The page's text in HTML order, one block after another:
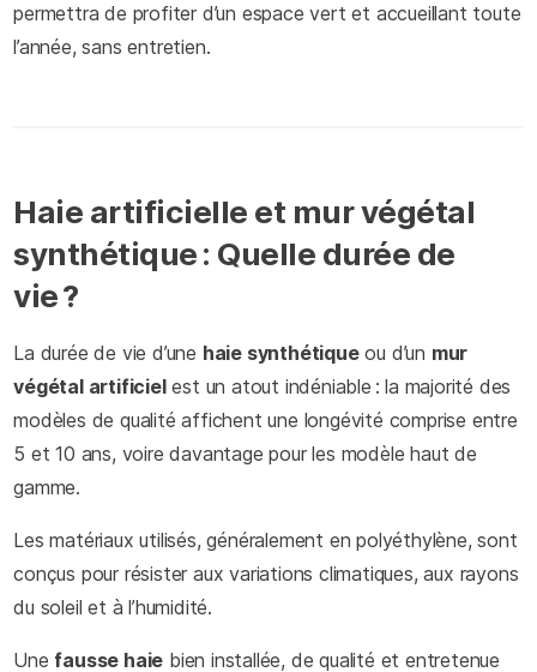
permettra de profiter d’un espace vert et accueillant toute
l’année, sans entretien.
Haie artificielle et mur végétal
synthétique : Quelle durée de
vie ?
La durée de vie d’une haie synthétiqueou d’un mur
végétal artificielest un atout indéniable : la majorité des
modèles de qualité affichent une longévité comprise entre
5 et 10 ans, voire davantage pour les modèle haut de
gamme.
Les matériaux utilisés, généralement en polyéthylène, sont
conçus pour résister aux variations climatiques, aux rayons
du soleil et à l’humidité.
Une fausse haie bien installée, de qualité et entretenue